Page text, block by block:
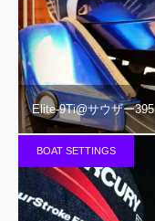
Elite-9Ti@サウザー395
BOAT SETTINGS